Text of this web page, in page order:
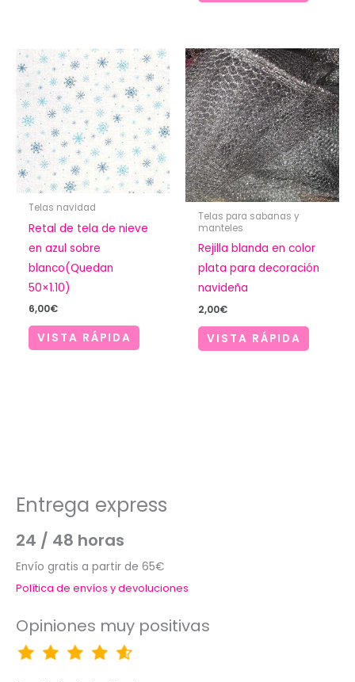
Telas navidad
Retal de tela de nieve
en azul sobre
blanco(Quedan
50×1.10)
6,00€
VISTA RÁPIDA
Telas para sabanas y
manteles
Rejilla blanda en color
plata para decoración
navideña
2,00€
VISTA RÁPIDA
Entrega express
24 / 48 horas
Envío gratis a partir de 65€
Política de envíos y devoluciones
Opiniones muy positivas